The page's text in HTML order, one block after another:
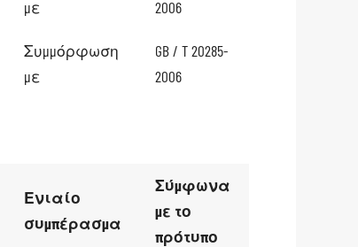
με
2006
Συμμόρφωση
με
GB / T 20285-
2006
Ενιαίο
συμπέρασμα
Σύμφωνα
με το
πρότυπο